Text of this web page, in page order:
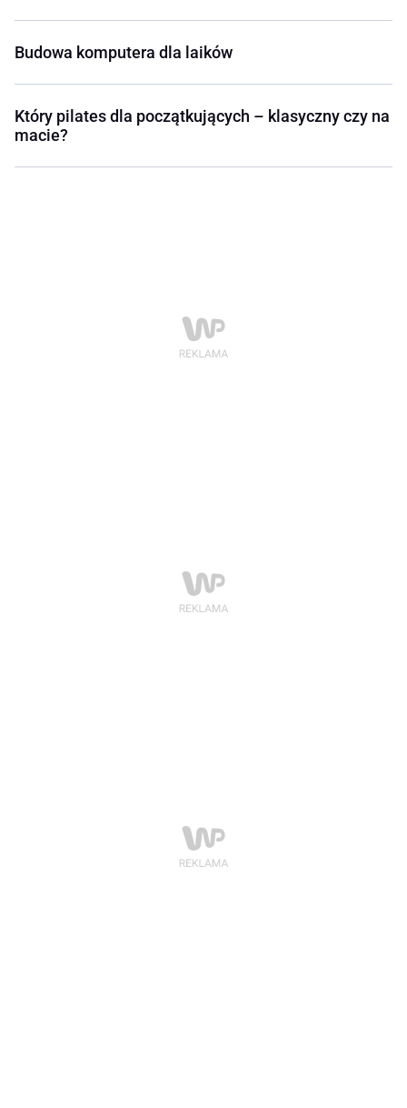
Budowa komputera dla laików
Który pilates dla początkujących – klasyczny czy na
macie?